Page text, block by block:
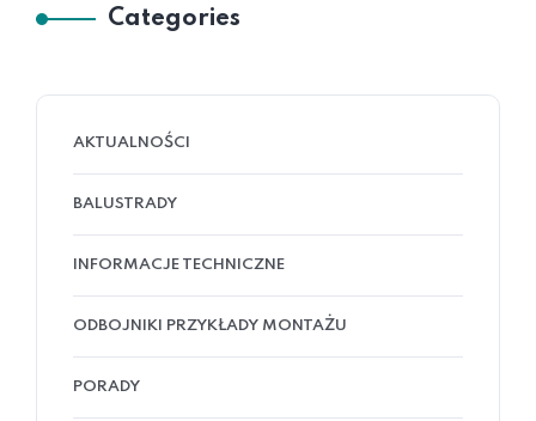
Categories
AKTUALNOŚCI
BALUSTRADY
INFORMACJE TECHNICZNE
ODBOJNIKI PRZYKŁADY MONTAŻU
PORADY